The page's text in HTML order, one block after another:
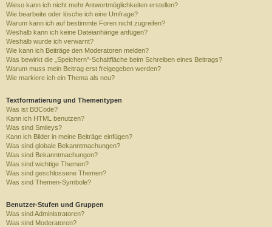
Wieso kann ich nicht mehr Antwortmöglichkeiten erstellen?
Wie bearbeite oder lösche ich eine Umfrage?
Warum kann ich auf bestimmte Foren nicht zugreifen?
Weshalb kann ich keine Dateianhänge anfügen?
Weshalb wurde ich verwarnt?
Wie kann ich Beiträge den Moderatoren melden?
Was bewirkt die „Speichern“-Schaltfläche beim Schreiben eines Beitrags?
Warum muss mein Beitrag erst freigegeben werden?
Wie markiere ich ein Thema als neu?
Textformatierung und Thementypen
Was ist BBCode?
Kann ich HTML benutzen?
Was sind Smileys?
Kann ich Bilder in meine Beiträge einfügen?
Was sind globale Bekanntmachungen?
Was sind Bekanntmachungen?
Was sind wichtige Themen?
Was sind geschlossene Themen?
Was sind Themen-Symbole?
Benutzer-Stufen und Gruppen
Was sind Administratoren?
Was sind Moderatoren?